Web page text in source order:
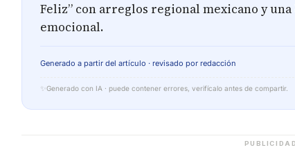
Feliz” con arreglos regional mexicano y
emocional.
Generado a partir del artículo · revisado por redacción
✨ Generado con IA · puede contener errores, verifícalo antes de compartir.
PUBLICIDAD